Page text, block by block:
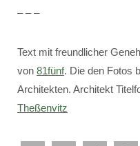
– – –
Text mit freundlicher
von 81fünf. Die den Fotos
Architekten. Architekt
Theßenvitz